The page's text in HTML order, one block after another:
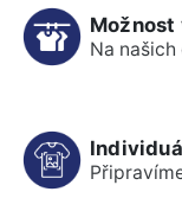
Možnost
Na našich